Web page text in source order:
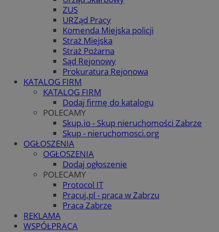
ZUS
URZąd Pracy
Komenda Miejska policji
Straż Miejska
Straż Pożarna
Sąd Rejonowy
Prokuratura Rejonowa
KATALOG FIRM
KATALOG FIRM
Dodaj firmę do katalogu
POLECAMY
Skup.io - Skup nieruchomości Zabrze
Skup - nieruchomosci.org
OGŁOSZENIA
OGŁOSZENIA
Dodaj ogłoszenie
POLECAMY
Protocol IT
Pracuj.pl - praca w Zabrzu
Praca Zabrze
REKLAMA
WSPÓŁPRACA